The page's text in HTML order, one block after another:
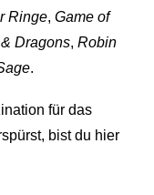
Ringe, Game of
Dragons, Robin
.
für das
bist du hier